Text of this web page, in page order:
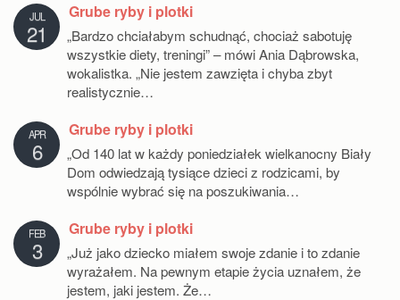
JUL
21
Grube ryby i plotki
„Bardzo chciałabym schudnąć, chociaż sabotuję
wszystkie diety, treningi” – mówi Ania Dąbrowska,
wokalistka. „Nie jestem zawzięta i chyba zbyt
realistycznie…
APR
6
Grube ryby i plotki
„Od 140 lat w każdy poniedziałek wielkanocny Biały
Dom odwiedzają tysiące dzieci z rodzicami, by
wspólnie wybrać się na poszukiwania…
FEB
3
Grube ryby i plotki
„Już jako dziecko miałem swoje zdanie i to zdanie
wyrażałem. Na pewnym etapie życia uznałem, że
jestem, jaki jestem. Że…